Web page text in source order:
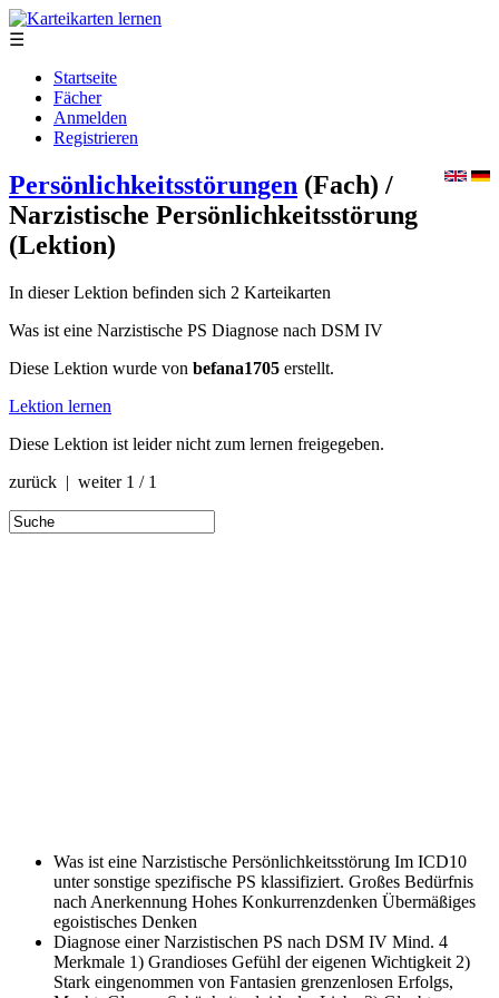
☰
Startseite
Fächer
Anmelden
Registrieren
Persönlichkeitsstörungen (Fach) /
Narzistische Persönlichkeitsstörung
(Lektion)
In dieser Lektion befinden sich 2 Karteikarten
Was ist eine Narzistische PS Diagnose nach DSM IV
Diese Lektion wurde von befana1705 erstellt.
Lektion lernen
Diese Lektion ist leider nicht zum lernen freigegeben.
zurück | weiter 1 / 1
Was ist eine Narzistische Persönlichkeitsstörung Im ICD10
unter sonstige spezifische PS klassifiziert. Großes Bedürfnis
nach Anerkennung Hohes Konkurrenzdenken Übermäßiges
egoistisches Denken
Diagnose einer Narzistischen PS nach DSM IV Mind. 4
Merkmale 1) Grandioses Gefühl der eigenen Wichtigkeit 2)
Stark eingenommen von Fantasien grenzenlosen Erfolgs,